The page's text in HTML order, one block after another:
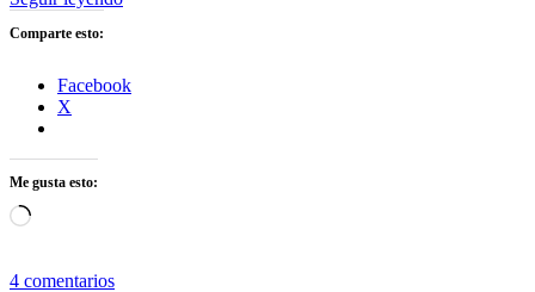
educativa
Comparte esto:
Facebook
X
Me gusta esto:
Cargando...
4 comentarios